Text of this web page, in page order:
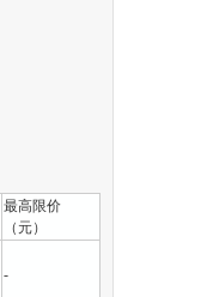
最高限价
（元）
-